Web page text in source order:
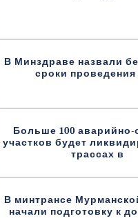
В Минздраве назвали
сроки
Больше 100 аварийно-
участков будет
трассах в
В минтрансе
начали подготовку к